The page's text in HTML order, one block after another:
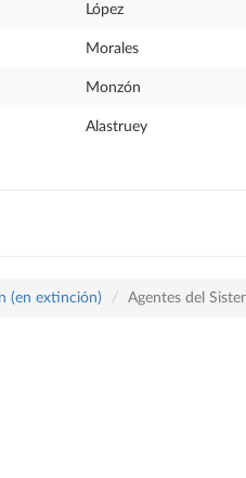
López
Morales
Monzón
Alastruey
(en extinción) Agentes del